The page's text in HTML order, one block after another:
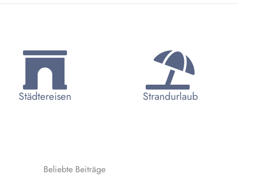
Städtereisen Strandurlaub
Beliebte Beiträge